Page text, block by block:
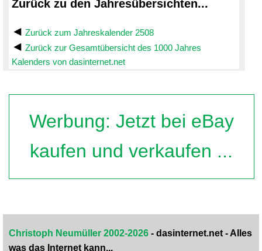
Zurück zu den Jahresübersichten...
Zurück zum Jahreskalender 2508
Zurück zur Gesamtübersicht des 1000 Jahres
Kalenders von dasinternet.net
Werbung: Jetzt bei eBay
kaufen und verkaufen ...
Christoph Neumüller 2002-2026 - dasinternet.net - Alles
was das Internet kann...